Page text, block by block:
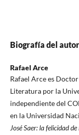
Biografía del
Rafael Arce
Rafael Arce es
Literatura por la
independiente del
en la Universidad
José Saer: la felicidad